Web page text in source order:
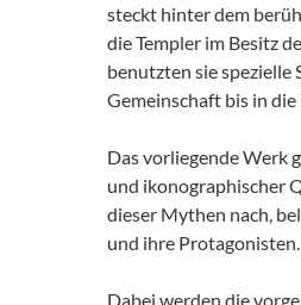
steckt hinter dem
die Templer im Besitz
benutzten sie spezielle
Gemeinschaft bis in
Das vorliegende Werk
und ikonographischer
dieser Mythen nach,
und ihre Protagonisten.
Dabei werden die